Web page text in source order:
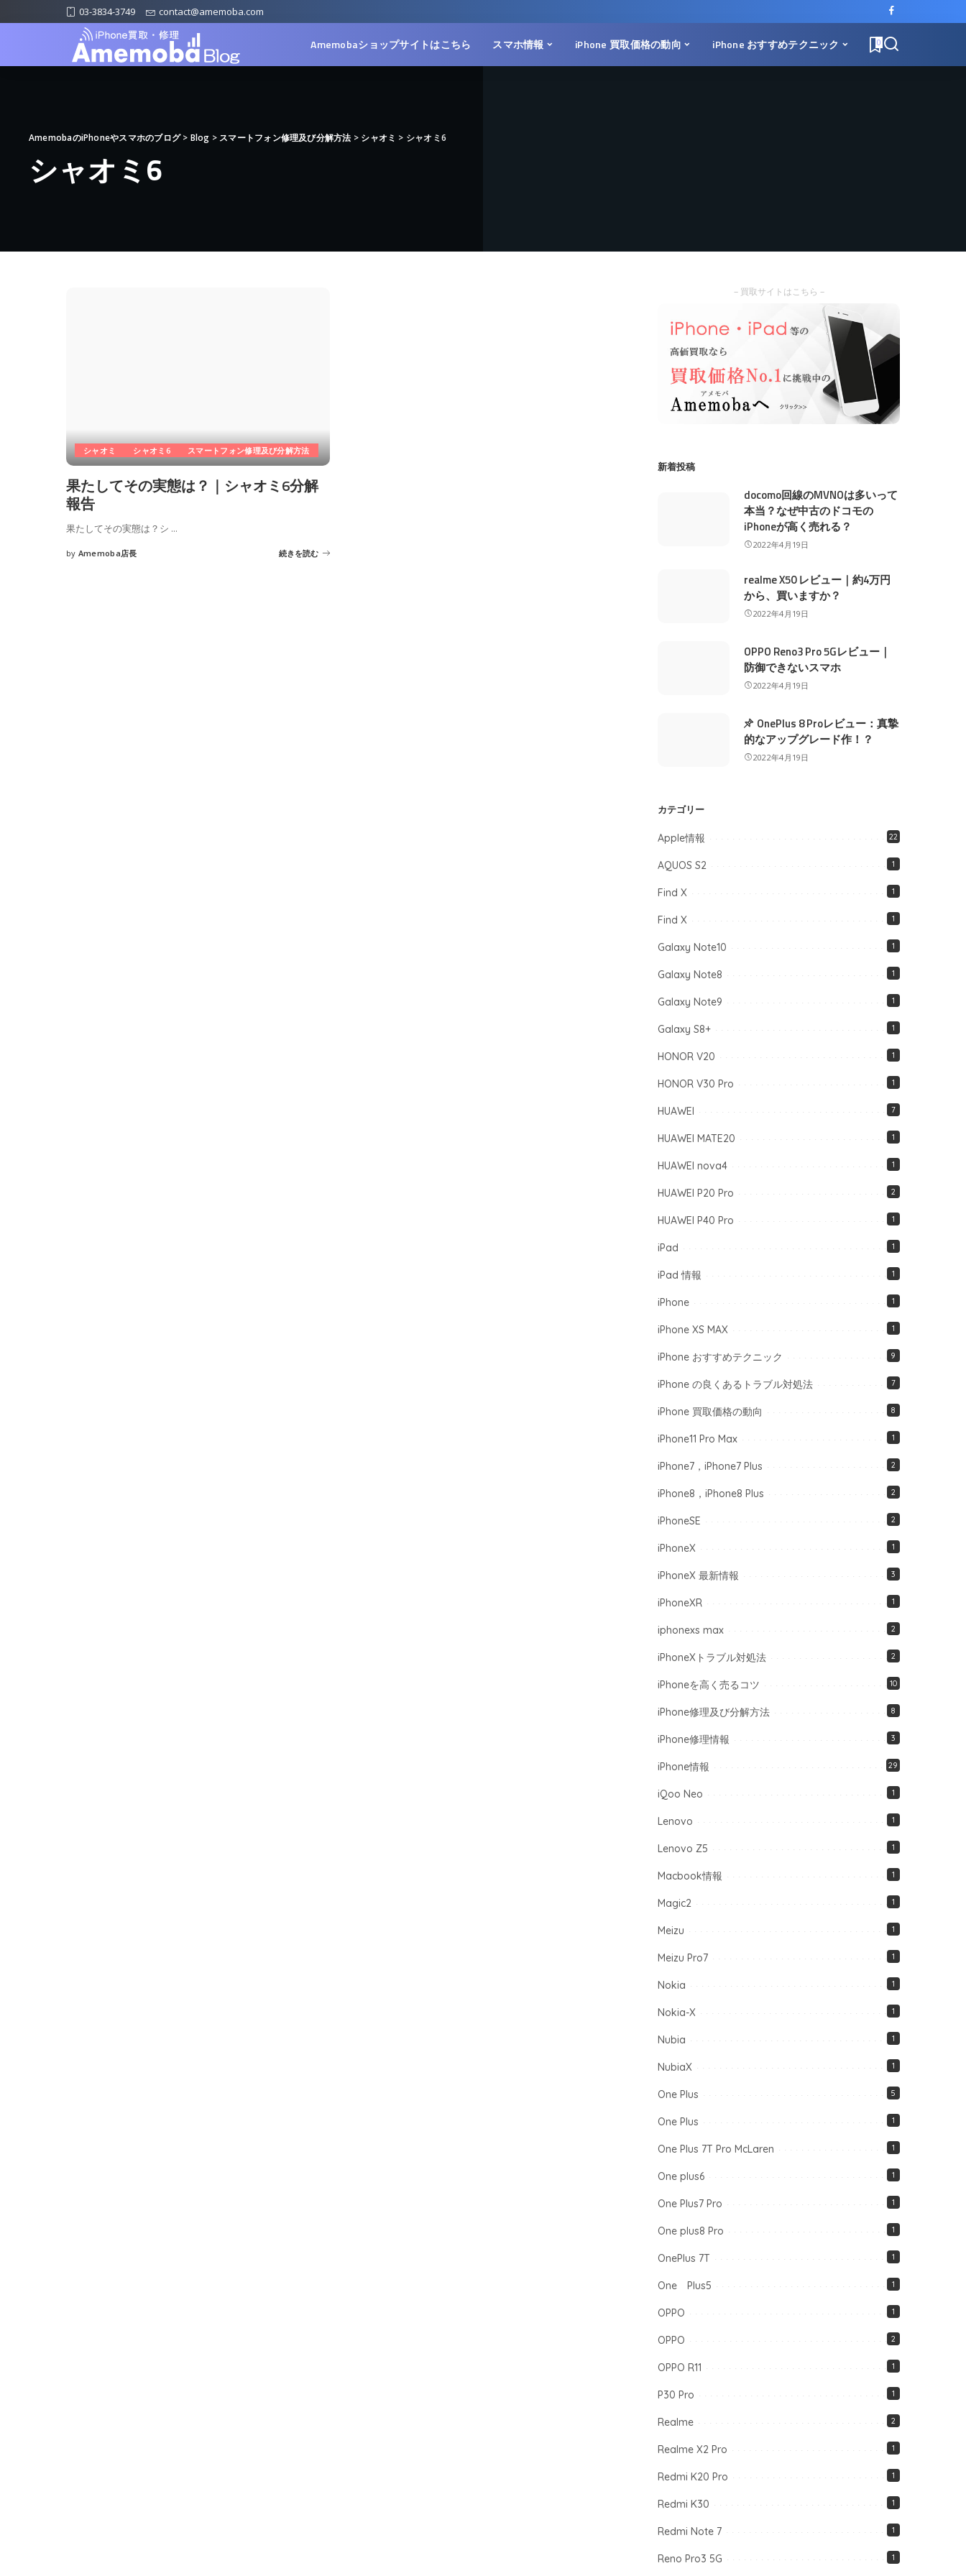
03-3834-3749 contact@amemoba.com
Amemobaショップサイトはこちら スマホ情報 iPhone 買取価格の動向 iPhone おすすめテクニック 0
AmemobaのiPhoneやスマホのブログ> Blog > スマートフォン修理及び分解方法 > シャオミ > シャオミ6
シャオミ6
シャオミ シャオミ6 スマートフォン修理及び分解方法
果たしてその実態は？｜シャオミ6分解
報告
果たしてその実態は？シ ...
Posted
by Amemoba店長 続きを読む
– 買取サイトはこちら –
新着投稿
docomo回線のMVNOは多いって
本当？なぜ中古のドコモの
iPhoneが高く売れる？
2022年4月19日
realme X50 レビュー｜約4万円
から、買いますか？
2022年4月19日
OPPO Reno3 Pro 5Gレビュー｜
防御できないスマホ
2022年4月19日
OnePlus 8 Proレビュー：真摯
的なアップグレード作！？
2022年4月19日
カテゴリー
Apple情報 22
AQUOS S2 1
Find X 1
Find X 1
Galaxy Note10 1
Galaxy Note8 1
Galaxy Note9 1
Galaxy S8+ 1
HONOR V20 1
HONOR V30 Pro 1
HUAWEI 7
HUAWEI MATE20 1
HUAWEI nova4 1
HUAWEI P20 Pro 2
HUAWEI P40 Pro 1
iPad 1
iPad 情報 1
iPhone 1
iPhone XS MAX 1
iPhone おすすめテクニック 9
iPhone の良くあるトラブル対処法 7
iPhone 買取価格の動向 8
iPhone11 Pro Max 1
iPhone7，iPhone7 Plus 2
iPhone8，iPhone8 Plus 2
iPhoneSE 2
iPhoneX 1
iPhoneX 最新情報 3
iPhoneXR 1
iphonexs max 2
iPhoneXトラブル対処法 2
iPhoneを高く売るコツ 10
iPhone修理及び分解方法 8
iPhone修理情報 3
iPhone情報 29
iQoo Neo 1
Lenovo 1
Lenovo Z5 1
Macbook情報 1
Magic2 1
Meizu 1
Meizu Pro7 1
Nokia 1
Nokia-X 1
Nubia 1
NubiaX 1
One Plus 5
One Plus 1
One Plus 7T Pro McLaren 1
One plus6 1
One Plus7 Pro 1
One plus8 Pro 1
OnePlus 7T 1
One Plus5 1
OPPO 1
OPPO 2
OPPO R11 1
P30 Pro 1
Realme 2
Realme X2 Pro 1
Redmi K20 Pro 1
Redmi K30 1
Redmi Note 7 1
Reno Pro3 5G 1